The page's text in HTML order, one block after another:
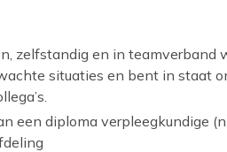
zelfstandig en in teamverband
situaties en bent in staat
een diploma verpleegkundige